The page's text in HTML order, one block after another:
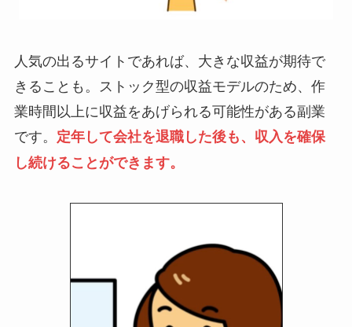
人気の出るサイトであれば、大きな収益が期待で
きることも。ストック型の収益モデルのため、作
業時間以上に収益をあげられる可能性がある副業
です。 定年して会社を退職した後も、収入を確保
し続けることができます。